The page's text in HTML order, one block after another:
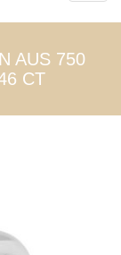
AUS 750
CT